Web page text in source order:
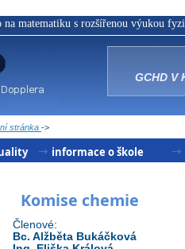
na matematiku s rozšířenou výukou
GCHD V
stránka ->
informace o škole
komise
přijímací řízení
Komise chemie
Členové:
Bc. Alžběta Bukáčková